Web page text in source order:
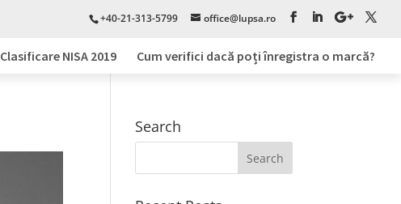
+40-21-313-5799 office@lupsa.ro
Clasificare NISA 2019 Cum verifici dacă poți înregistra o marcă?
Search